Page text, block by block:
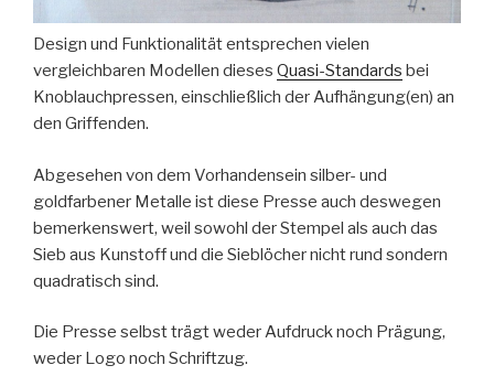
Design und Funktionalität entsprechen vielen
vergleichbaren Modellen dieses Quasi-Standards bei
Knoblauchpressen, einschließlich der Aufhängung(en) an
den Griffenden.
Abgesehen von dem Vorhandensein silber- und
goldfarbener Metalle ist diese Presse auch deswegen
bemerkenswert, weil sowohl der Stempel als auch das
Sieb aus Kunstoff und die Sieblöcher nicht rund sondern
quadratisch sind.
Die Presse selbst trägt weder Aufdruck noch Prägung,
weder Logo noch Schriftzug.